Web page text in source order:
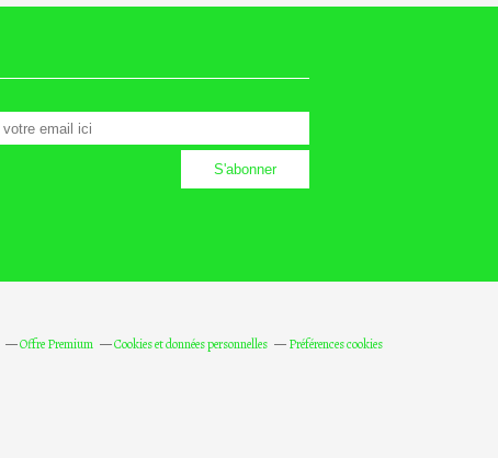
Offre Premium Cookies et données personnelles Préférences cookies